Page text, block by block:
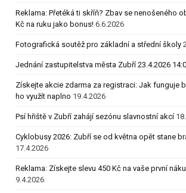
Reklama: Přetéká ti skříň? Zbav se nenošeného
Kč na ruku jako bonus! 6.6.2026
Fotografická soutěž pro základní a střední školy
Jednání zastupitelstva města Zubří 23.4.2026
Získejte akcie zdarma za registraci: Jak funguje
ho využít naplno 19.4.2026
Psí hřiště v Zubří zahájí sezónu slavnostní akcí
Cyklobusy 2026: Zubří se od května opět stane
17.4.2026
Reklama: Získejte slevu 450 Kč na vaše první
9.4.2026